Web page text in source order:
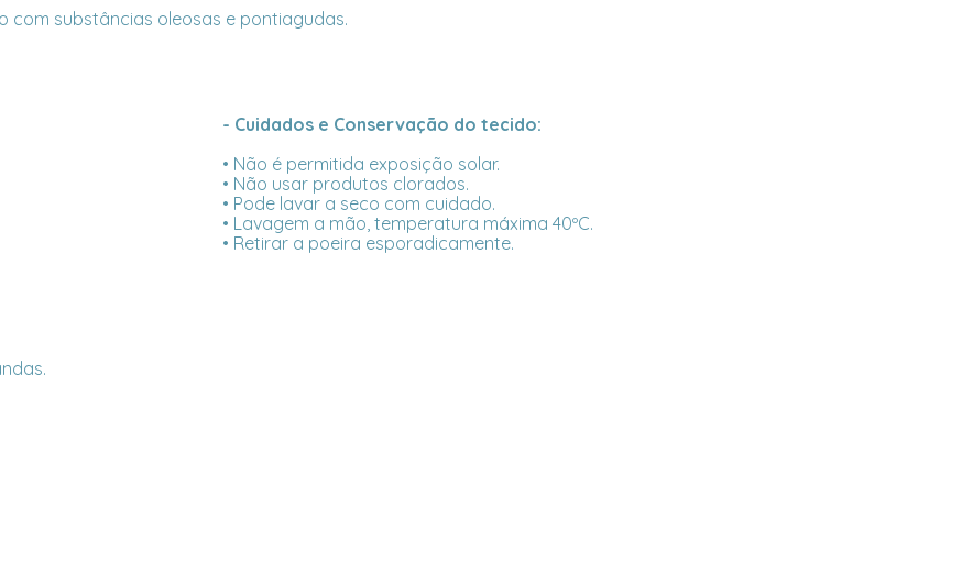
com substâncias oleosas e pontiagudas.
- Cuidados e Conservação do tecido:
• Não é permitida exposição solar.
• Não usar produtos clorados.
• Pode lavar a seco com cuidado.
• Lavagem a mão, temperatura máxima 40ºC.
• Retirar a poeira esporadicamente.